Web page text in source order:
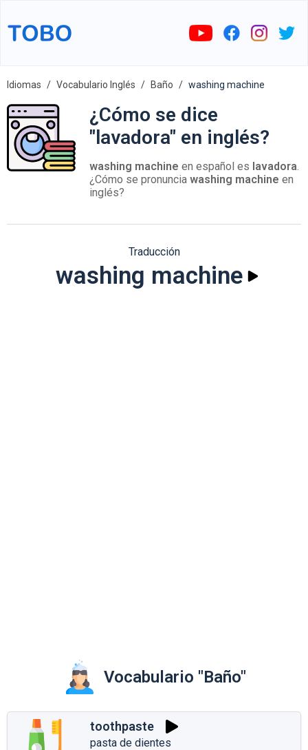
Idiomas Vocabulario Inglés Baño washing machine
¿Cómo se dice
"lavadora" en inglés?
washing machine en español es lavadora.
¿Cómo se pronuncia washing machine en
inglés?
Traducción
washing machine
Vocabulario "Baño"
toothpaste
pasta de dientes